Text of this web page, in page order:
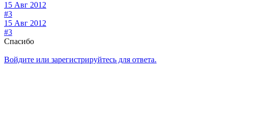
15 Авг 2012
#3
15 Авг 2012
#3
Спасибо
Войдите или зарегистрируйтесь для ответа.